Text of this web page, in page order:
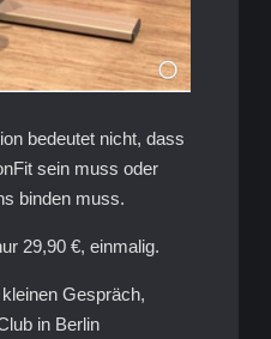
bedeutet nicht, dass
sein muss oder
binden muss.
29,90 €, einmalig.
Gespräch,
in Berlin